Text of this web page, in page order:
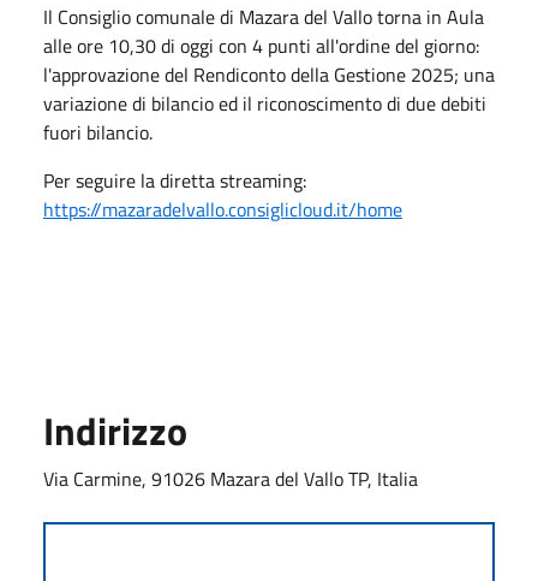
Il Consiglio comunale di Mazara del Vallo torna in Aula
alle ore 10,30 di oggi con 4 punti all'ordine del giorno:
l'approvazione del Rendiconto della Gestione 2025; una
variazione di bilancio ed il riconoscimento di due debiti
fuori bilancio.
Per seguire la diretta streaming:
https://mazaradelvallo.consiglicloud.it/home
Indirizzo
Via Carmine, 91026 Mazara del Vallo TP, Italia